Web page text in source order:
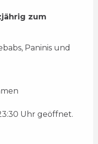
zum
Paninis und
Uhr geöffnet.